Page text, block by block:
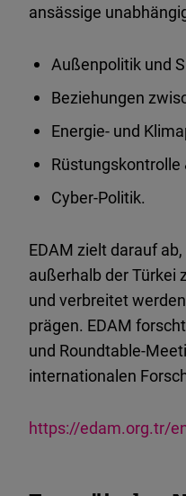
ansässige
Außenpolitik und
Beziehungen
Energie- und
Cyber-Politik.
EDAM zielt darauf
außerhalb der Türkei
und verbreitet
prägen. EDAM
und Roundtable-
internationalen
https://edam.org.tr/